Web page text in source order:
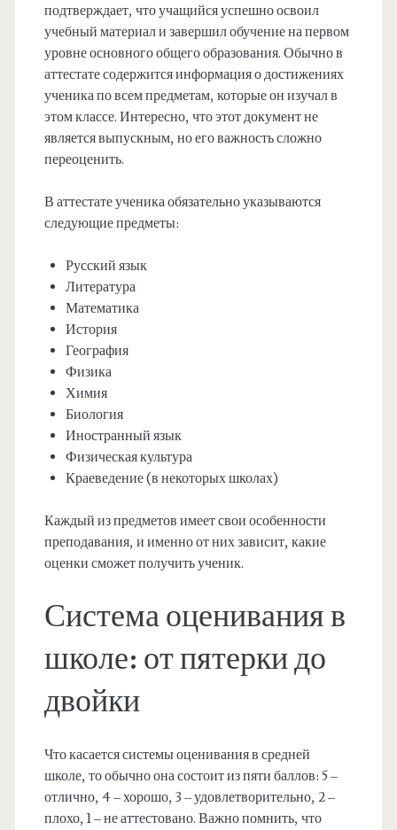
подтверждает, что учащийся успешно освоил
учебный материал и завершил обучение на первом
уровне основного общего образования. Обычно в
аттестате содержится информация о достижениях
ученика по всем предметам, которые он изучал в
этом классе. Интересно, что этот документ не
является выпускным, но его важность сложно
переоценить.
В аттестате ученика обязательно указываются
следующие предметы:
Русский язык
Литература
Математика
История
География
Физика
Химия
Биология
Иностранный язык
Физическая культура
Краеведение (в некоторых школах)
Каждый из предметов имеет свои особенности
преподавания, и именно от них зависит, какие
оценки сможет получить ученик.
Система оценивания в
школе: от пятерки до
двойки
Что касается системы оценивания в средней
школе, то обычно она состоит из пяти баллов: 5 –
отлично, 4 – хорошо, 3 – удовлетворительно, 2 –
плохо, 1 – не аттестовано. Важно помнить, что